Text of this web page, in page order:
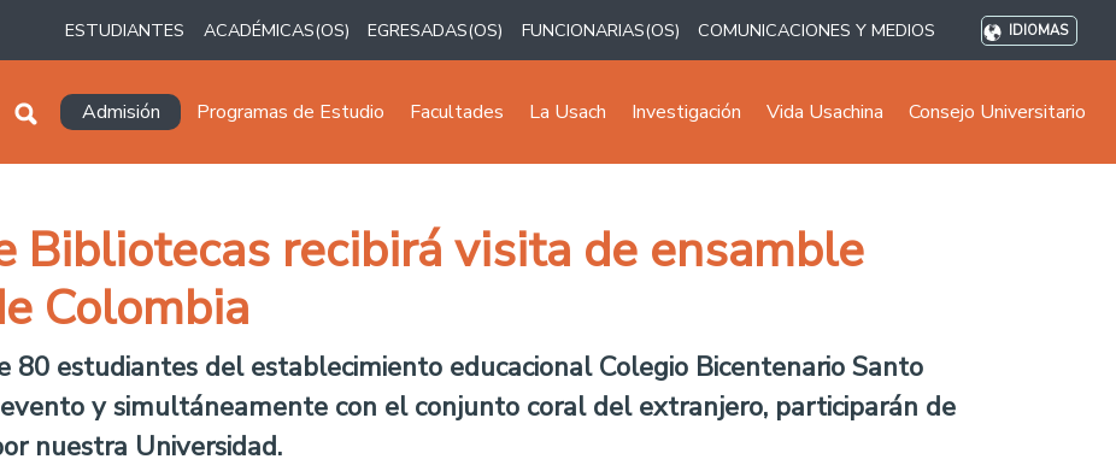
ESTUDIANTES ACADÉMICAS(OS) EGRESADAS(OS) FUNCIONARIAS(OS) COMUNICACIONES Y MEDIOS IDIOMAS
Navegación principal
Admisión Programas de Estudio Facultades La Usach Investigación Vida Usachina Consejo Universitario
Bibliotecas recibirá visita de ensamble
Colombia
80 estudiantes del establecimiento educacional Colegio Bicentenario Santo
y simultáneamente con el conjunto coral del extranjero, participarán de
nuestra Universidad.